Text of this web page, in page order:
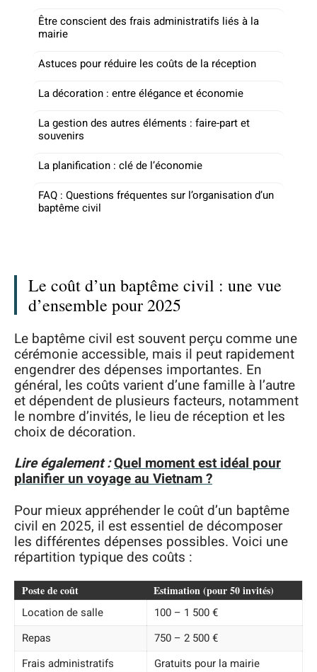
Être conscient des frais administratifs liés à la
mairie
Astuces pour réduire les coûts de la réception
La décoration : entre élégance et économie
La gestion des autres éléments : faire-part et
souvenirs
La planification : clé de l’économie
FAQ : Questions fréquentes sur l’organisation d’un
baptême civil
Le coût d’un baptême civil : une vue
d’ensemble pour 2025
Le baptême civil est souvent perçu comme une
cérémonie accessible, mais il peut rapidement
engendrer des dépenses importantes. En
général, les coûts varient d’une famille à l’autre
et dépendent de plusieurs facteurs, notamment
le nombre d’invités, le lieu de réception et les
choix de décoration.
Lire également :Quel moment est idéal pour
planifier un voyage au Vietnam ?
Pour mieux appréhender le coût d’un baptême
civil en 2025, il est essentiel de décomposer
les différentes dépenses possibles. Voici une
répartition typique des coûts :
Poste de coût Estimation (pour 50 invités)
Location de salle
100 – 1 500 €
Repas
750 – 2 500 €
Frais administratifs
Gratuits pour la mairie